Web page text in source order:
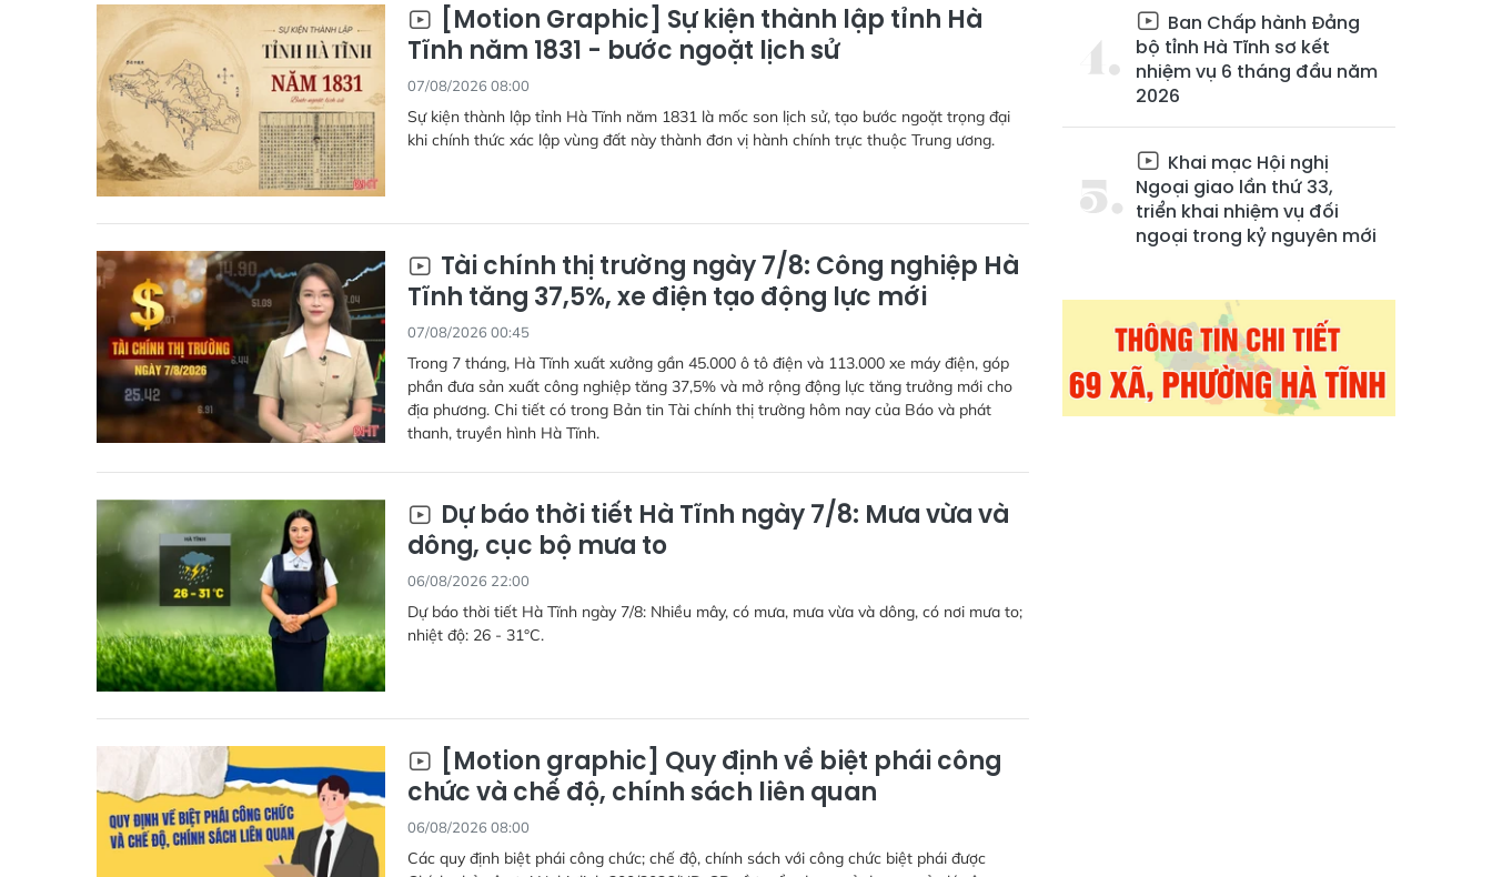
[Motion Graphic] Sự kiện thành lập tỉnh Hà
Tĩnh năm 1831 - bước ngoặt lịch sử
07/08/2026 08:00
Sự kiện thành lập tỉnh Hà Tĩnh năm 1831 là mốc son lịch sử, tạo bước ngoặt trọng đại
khi chính thức xác lập vùng đất này thành đơn vị hành chính trực thuộc Trung ương.
Tài chính thị trường ngày 7/8: Công nghiệp Hà
Tĩnh tăng 37,5%, xe điện tạo động lực mới
07/08/2026 00:45
Trong 7 tháng, Hà Tĩnh xuất xưởng gần 45.000 ô tô điện và 113.000 xe máy điện, góp
phần đưa sản xuất công nghiệp tăng 37,5% và mở rộng động lực tăng trưởng mới cho
địa phương. Chi tiết có trong Bản tin Tài chính thị trường hôm nay của Báo và phát
thanh, truyền hình Hà Tĩnh.
Dự báo thời tiết Hà Tĩnh ngày 7/8: Mưa vừa và
dông, cục bộ mưa to
06/08/2026 22:00
Dự báo thời tiết Hà Tĩnh ngày 7/8: Nhiều mây, có mưa, mưa vừa và dông, có nơi mưa to;
nhiệt độ: 26 - 31°C.
[Motion graphic] Quy định về biệt phái công
chức và chế độ, chính sách liên quan
06/08/2026 08:00
Các quy định biệt phái công chức; chế độ, chính sách với công chức biệt phái được
Ban Chấp hành Đảng
bộ tỉnh Hà Tĩnh sơ kết
nhiệm vụ 6 tháng đầu năm
2026
Khai mạc Hội nghị
Ngoại giao lần thứ 33,
triển khai nhiệm vụ đối
ngoại trong kỷ nguyên mới